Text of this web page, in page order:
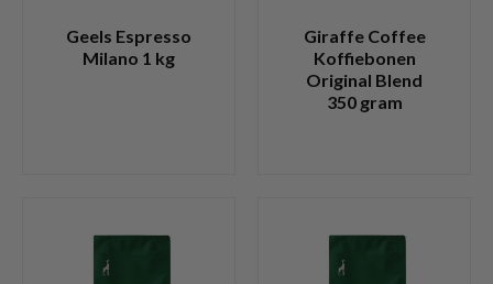
Geels Espresso
Milano 1 kg
Giraffe Coffee
Koffiebonen
Original Blend
350 gram